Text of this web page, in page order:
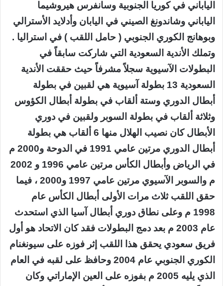
الياباني في كوريا الجنوبية وسانفرس هيروشيما
الياباني وشاندونغ الصيني في اليابان وأدلايد الأسترالي
وبوهانج الكوري الجنوبي ( حامل اللقب ) في استراليا .
وتملك الأندية السعودية التي شاركت سابقاً في
البطولات الآسيوية سجلاً مشرفاً حيث حققت الأندية
السعودية 13 بطولة آسيوية هي لقبين في بطولة
أبطال الدوري وستة ألقاب في بطولة أبطال الكؤوس
وثلاثة ألقاب في بطولة السوبر ولقبين في دوري
الأبطال كان نصيب الهلال منها 6 ألقاب هي بطولة
أبطال الدوري مرتين عامي 1991 في الدوحة و2000 م
في الرياض وأبطال الكأس مرتين عامي 1996 و 2002
م والسوبر الآسيوي مرتين عامي 1997 و2000 ، فيما
حقق اللقب ثلاث مرات الأولى أبطال الكأس عام
1998 م وعلى نطاق دوري أبطال آسيا الذي استحدث
عام 2003 م بعد دمج البطولات فقد كان الاتحاد هو أول
فريق سعودي يحقق هذا اللقب إثر فوزه على سيونغنام
الكوري الجنوبي عام 2004 وحافظ على لقبه في العام
الذي يليه 2005 م بفوزه على العين الإماراتي وكان